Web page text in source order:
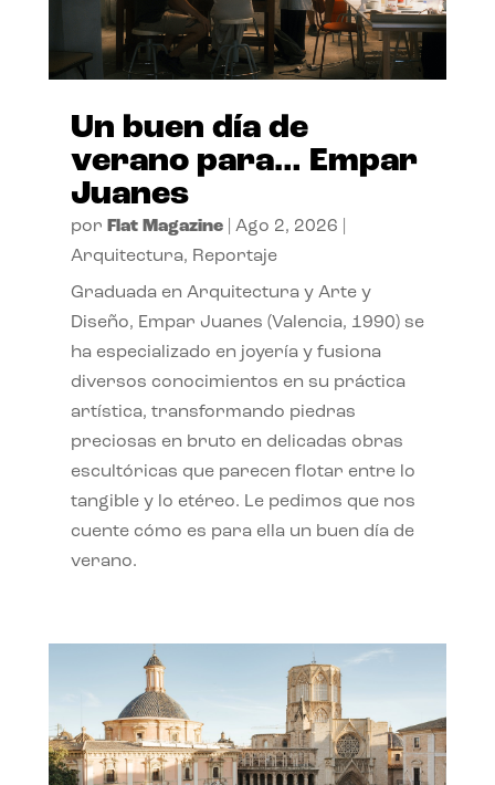
Un buen día de
verano para… Empar
Juanes
por Flat Magazine| Ago 2, 2026
Arquitectura, Reportaje
Graduada en Arquitectura y Arte y
Diseño, Empar Juanes (Valencia, 1990) se
ha especializado en joyería y fusiona
diversos conocimientos en su práctica
artística, transformando piedras
preciosas en bruto en delicadas obras
escultóricas que parecen flotar entre lo
tangible y lo etéreo. Le pedimos que nos
cuente cómo es para ella un buen día de
verano.